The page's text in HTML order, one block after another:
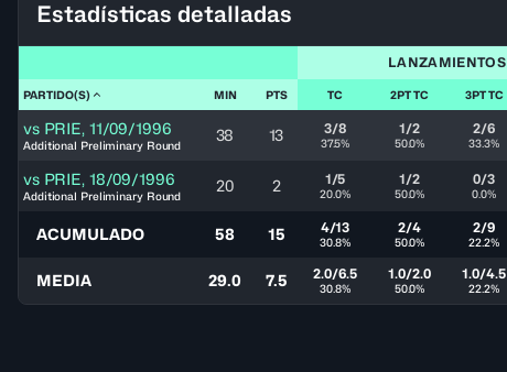
Estadísticas detalladas
LANZAMIENTOS
PARTIDO(S) MIN PTS TC 2PT TC 3PT TC
vs PRIE, 11/09/1996
Additional Preliminary Round
38 13 3/8
37.5%
1/2
50.0%
2/6
33.3%
vs PRIE, 18/09/1996
Additional Preliminary Round
20 2 1/5
20.0%
1/2
50.0%
0/3
0.0%
ACUMULADO 58 15 4/13
30.8%
2/4
50.0%
2/9
22.2%
MEDIA 29.0 7.5 2.0/6.5
30.8%
1.0/2.0
50.0%
1.0/4.5
22.2%